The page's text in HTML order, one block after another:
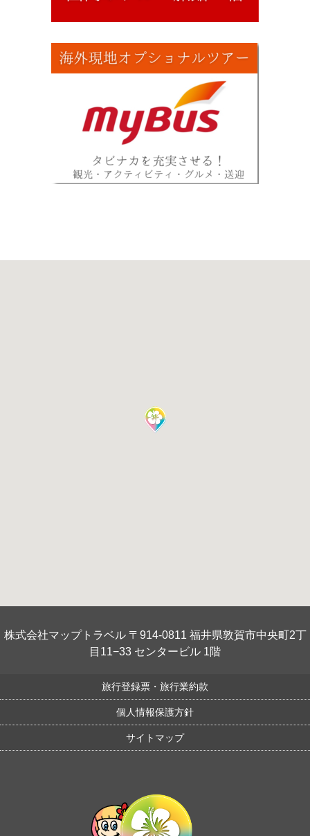
株式会社マップトラベル 〒914-0811 福井県敦賀市中央町2丁
目11−33 センタービル 1階
旅行登録票・旅行業約款
個人情報保護方針
サイトマップ